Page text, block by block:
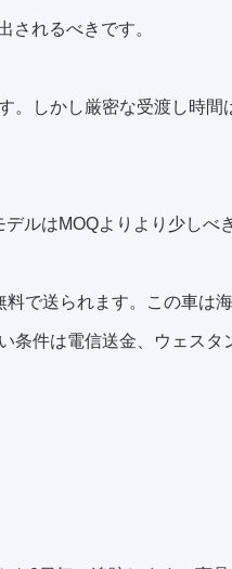
されるべきです。
。しかし厳密な受渡し時間
ルはMOQよりより少しべ
で送られます。この車は
条件は電信送金、ウェスタ